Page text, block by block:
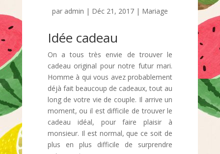
par admin | Déc 21, 2017| Mariage
Idée cadeau
On a tous très envie de trouver le
cadeau original pour notre futur mari.
Homme à qui vous avez probablement
déjà fait beaucoup de cadeaux, tout au
long de votre vie de couple. Il arrive un
moment, ou il est difficile de trouver le
cadeau idéal, pour faire plaisir à
monsieur. Il est normal, que ce soit de
plus en plus difficile de surprendre